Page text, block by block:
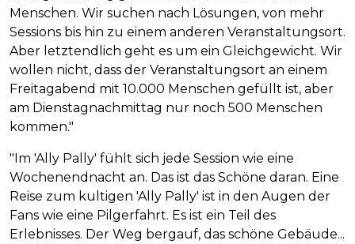
Menschen. Wir suchen nach Lösungen, von mehr
Sessions bis hin zu einem anderen Veranstaltungsort.
Aber letztendlich geht es um ein Gleichgewicht. Wir
wollen nicht, dass der Veranstaltungsort an einem
Freitagabend mit 10.000 Menschen gefüllt ist, aber
am Dienstagnachmittag nur noch 500 Menschen
kommen."
"Im 'Ally Pally' fühlt sich jede Session wie eine
Wochenendnacht an. Das ist das Schöne daran. Eine
Reise zum kultigen 'Ally Pally' ist in den Augen der
Fans wie eine Pilgerfahrt. Es ist ein Teil des
Erlebnisses. Der Weg bergauf, das schöne Gebäude...